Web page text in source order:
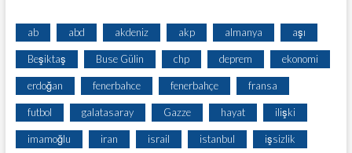
ab abd akdeniz akp almanya aşı
Beşiktaş Buse Gülin chp deprem ekonomi
erdoğan fenerbahce fenerbahçe fransa
futbol galatasaray Gazze hayat ilişki
imamoğlu iran israil istanbul işsizlik